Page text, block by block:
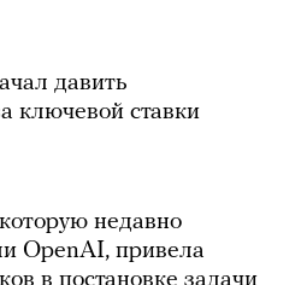
давить
ключевой ставки
недавно
OpenAI, привела
в постановке задачи